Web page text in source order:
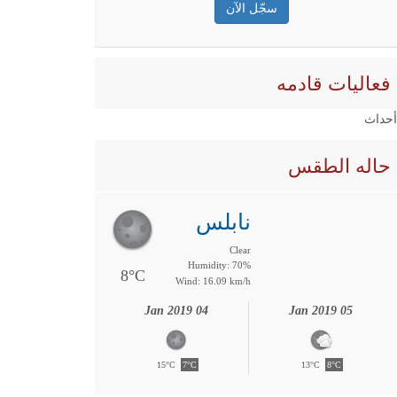
فعاليات قادمه
أحداث
حاله الطقس
8°C
نابلس
Clear
Humidity: 70%
Wind: 16.09 km/h
04 Jan 2019
15°C 7°C
05 Jan 2019
13°C 8°C